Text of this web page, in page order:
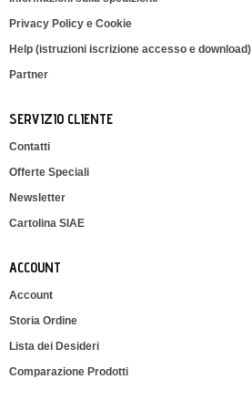
Privacy Policy e Cookie
Help (istruzioni iscrizione accesso e download)
Partner
SERVIZIO CLIENTE
Contatti
Offerte Speciali
Newsletter
Cartolina SIAE
ACCOUNT
Account
Storia Ordine
Lista dei Desideri
Comparazione Prodotti